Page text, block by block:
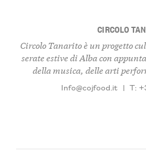
CIRCOLO
Circolo Tanarito è un progetto
serate estive di Alba con
della musica, delle arti
Info@cojfood.it | T: